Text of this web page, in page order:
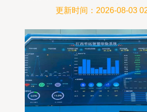
三项大奖
更新时间：2026-08-03